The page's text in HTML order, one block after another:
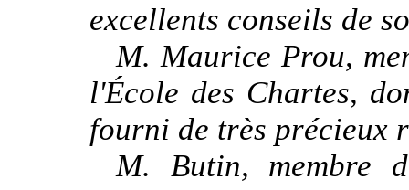
excellents conseils de
M. Maurice Prou,
l'École des Chartes,
fourni de très précieux
M. Butin, membre